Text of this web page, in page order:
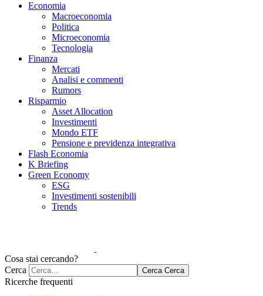
Economia
Macroeconomia
Politica
Microeconomia
Tecnologia
Finanza
Mercati
Analisi e commenti
Rumors
Risparmio
Asset Allocation
Investimenti
Mondo ETF
Pensione e previdenza integrativa
Flash Economia
K Briefing
Green Economy
ESG
Investimenti sostenibili
Trends
Cosa stai cercando?
Cerca
Cerca Cerca
Ricerche frequenti